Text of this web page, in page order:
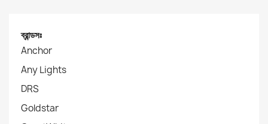
ব্রান্ডসঃ
Anchor
Any Lights
DRS
Goldstar